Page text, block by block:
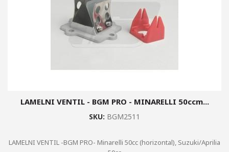
LAMELNI VENTIL - BGM PRO - MINARELLI 50ccm...
SKU: BGM2511
LAMELNI VENTIL -BGM PRO- Minarelli 50cc (horizontal), Suzuki/Aprilia